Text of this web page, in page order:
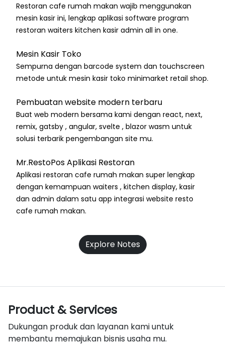
Restoran cafe rumah makan wajib menggunakan
mesin kasir ini, lengkap aplikasi software program
restoran waiters kitchen kasir admin all in one.
Mesin Kasir Toko
Sempurna dengan barcode system dan touchscreen
metode untuk mesin kasir toko minimarket retail shop.
Pembuatan website modern terbaru
Buat web modern bersama kami dengan react, next,
remix, gatsby , angular, svelte , blazor wasm untuk
solusi terbarik pengembangan site mu.
Mr.RestoPos Aplikasi Restoran
Aplikasi restoran cafe rumah makan super lengkap
dengan kemampuan waiters , kitchen display, kasir
dan admin dalam satu app integrasi website resto
cafe rumah makan.
Explore Notes
Product & Services
Dukungan produk dan layanan kami untuk
membantu memajukan bisnis usaha mu.